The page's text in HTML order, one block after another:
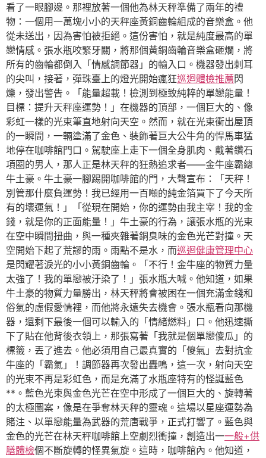
看了一眼腳邊。那裡放著一個他為林天秤準備了兩年的禮
物：一個用一萬塊小小的天秤座黃銅齒輪組成的音樂盒。他
從未送出，因為害怕被拒絕。這份害怕，就是純度最高的單
戀情感。張水瓶咬緊牙關，將那個黃銅齒輪音樂盒砸爛，將
所有的齒輪都倒入「情感調節器」的輸入口。機器發出刺耳
的尖叫，接著，彈珠臺上的燈光開始瘋狂巡迴體檢推薦閃
爍，發出警告。「能量超載！檢測到極致純粹的單戀能量！
目標：提升天秤座運勢！」在機器的頂部，一個巨大的、像
彩虹一樣的光束筆直地射向天空。然而，就在光束衝出屋頂
的一瞬間，一輛塗滿了金色、裝飾著巨大公牛角的悍馬車猛
地停在咖啡館門口。駕駛座上走下一個全身肌肉、戴著鑽石
項圈的男人，那人正是林天秤的狂熱追求者——金牛座霸總
牛土豪。牛土豪一腳踢開咖啡館的門，大聲宣布：「天秤！
別管那什麼負運勢！我已經用一百噸的純金箔買下了今天所
有的壞運氣！」「從現在開始，你的運勢由我主宰！我的金
錢，就是你的正面能量！」牛土豪的行為，讓張水瓶的光束
在空中瞬間扭曲，與一種夾雜著銅臭味的金色光芒對撞。天
空開始下起了荒謬的雨。雨點不是水，而巡迴健康管理中心
是閃耀著淚光的小小黃銅齒輪。「不行！金牛座的物質力量
太強了！我的單戀被汙染了！」張水瓶大喊。他知道，如果
牛土豪的物質力量勝出，林天秤將會被困在一個充滿金錢和
俗氣的虛假愛情裡，而他將永遠失去機會。張水瓶看向那機
器，還剩下最後一個可以輸入的「情緒燃料」口。他迅速撕
下了貼在他背後衣領上，那張寫著「我就是個單戀傻瓜」的
標籤，丟了進去。他必須用自己最真實的「傻氣」去對抗金
牛座的「霸氣」！調節器再次發出轟鳴，這一次，射向天空
的光束不再是彩虹色，而是充滿了水瓶座特有的怪誕藍色
**。藍色光束與金色光芒在空中形成了一個巨大的、旋轉著
的太極圖案，像是在爭奪林天秤的靈魂。這場以星座運勢為
賭注、以單戀能量為武器的荒唐戰爭，正式打響了。藍色與
金色的光芒在林天秤咖啡館上空劇烈衝撞，創造出一一般+供
膳體檢個不斷旋轉的怪異氣旋。這時，咖啡館內。他知道，